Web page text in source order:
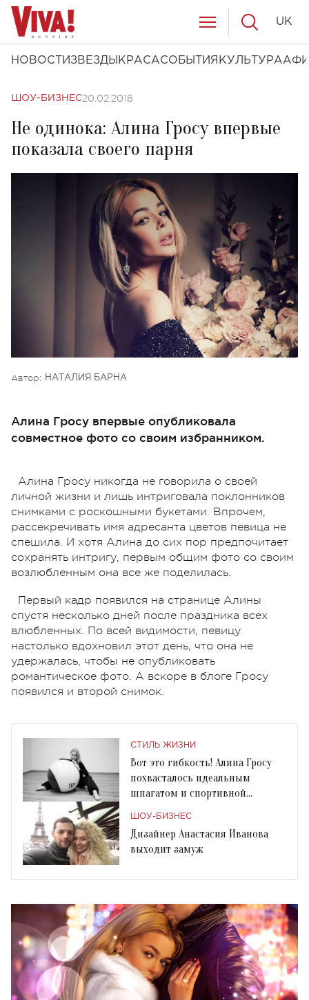
НОВОСТИ ЗВЕЗДЫ КРАСАСОБЫТИЯ КУЛЬТУРА
UK
ШОУ-БИЗНЕС20.02.2018
Не одинока: Алина Гросу впервые
показала своего парня
Автор: НАТАЛИЯ БАРНА
Алина Гросу впервые опубликовала
совместное фото со своим избранником.
Алина Гросу никогда не говорила о своей
личной жизни и лишь интриговала поклонников
снимками с роскошными букетами. Впрочем,
рассекречивать имя адресанта цветов певица не
спешила. И хотя Алина до сих пор предпочитает
сохранять интригу, первым общим фото со своим
возлюбленным она все же поделилась.
Первый кадр появился на странице Алины
спустя несколько дней после праздника всех
влюбленных. По всей видимости, певицу
настолько вдохновил этот день, что она не
удержалась, чтобы не опубликовать
романтическое фото. А вскоре в блоге Гросу
появился и второй снимок.
СТИЛЬ ЖИЗНИ
Вот это гибкость! Алина Гросу
похвасталось идеальным
шпагатом и спортивной
ШОУ-БИЗНЕС
Дизайнер Анастасия Иванова
выходит замуж